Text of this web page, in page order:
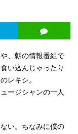
、朝の情報番組で
い込んじゃったり
レキシ。
ージシャンの一人
い。ちなみに僕の